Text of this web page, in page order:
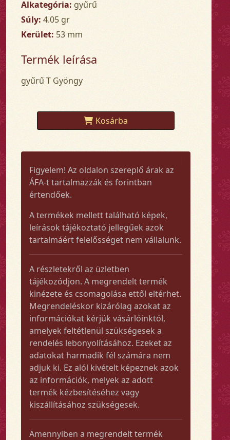
Alkategória: gyűrű
Súly: 4.05 gr
Kerület: 53 mm
Termék leírása
gyűrű T Gyöngy
Kosárba
Figyelem! Az oldalon szereplő árak az
ÁFA-t tartalmazzák és forintban
értendőek.
A termékek mellett található képek,
leírások tájékoztató jellegűek azok
tartalmáért felelősséget nem vállalunk.
A részletekről az üzletben
tájékozódjon. A megrendelt termék
kinézete és csomagolása ettől eltérhet.
Megrendeléskor kizárólag azokat az
információkat kérjük vásárlóinktól,
amelyek feltétlenül szükségesek a
rendelés lebonyolításához. Ezeket az
adatokat harmadik fél számára nem
adjuk ki. Ez alól kivételt képeznek azok
az információk, melyek az adott
termék kézbesítéséhez vagy
kiszállításához szükségesek.
Amennyiben a megrendelt termék